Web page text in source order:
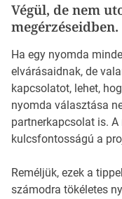
Végül, de nem
megérzéseidben.
Ha egy nyomda
elvárásaidnak, de
kapcsolatot, lehet,
nyomda választása
partnerkapcsolat is.
kulcsfontosságú a
Reméljük, ezek a
számodra tökéletes